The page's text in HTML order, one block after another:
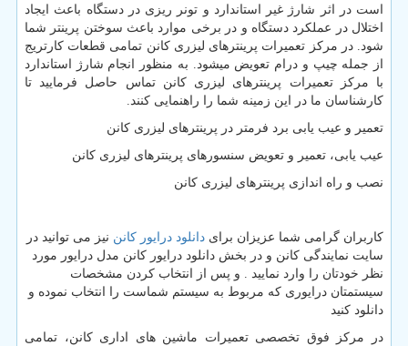
است در اثر شارژ غیر استاندارد و تونر ریزی در دستگاه باعث ایجاد
اختلال در عملکرد دستگاه و در برخی موارد باعث سوختن پرینتر شما
شود. در مرکز تعمیرات پرینترهای لیزری کانن تمامی قطعات کارتریج
از جمله چیپ و درام تعویض میشود. به منظور انجام شارژ استاندارد
با مرکز تعمیرات پرینترهای لیزری کانن تماس حاصل فرمایید تا
کارشناسان ما در این زمینه شما را راهنمایی کنند.
تعمیر و عیب یابی برد فرمتر در پرینترهای لیزری کانن
عیب یابی، تعمیر و تعویض سنسورهای پرینترهای لیزری کانن
نصب و راه اندازی پرینترهای لیزری کانن
کاربران گرامی شما عزیزان برای دانلود درایور کانن نیز می توانید در
سایت نمایندگی کانن و در بخش دانلود درایور کانن مدل درایور مورد
نظر خودتان را وارد نمایید . و پس از انتخاب کردن مشخصات
سیستمتان درایوری که مربوط به سیستم شماست را انتخاب نموده و
دانلود کنید
در مرکز فوق تخصصی تعمیرات ماشین های اداری کانن، تمامی